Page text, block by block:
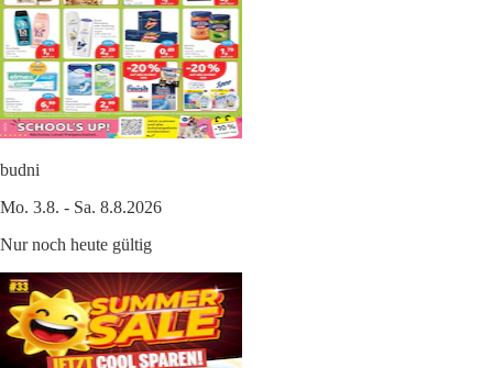
budni
Mo. 3.8. - Sa. 8.8.2026
Nur noch heute gültig